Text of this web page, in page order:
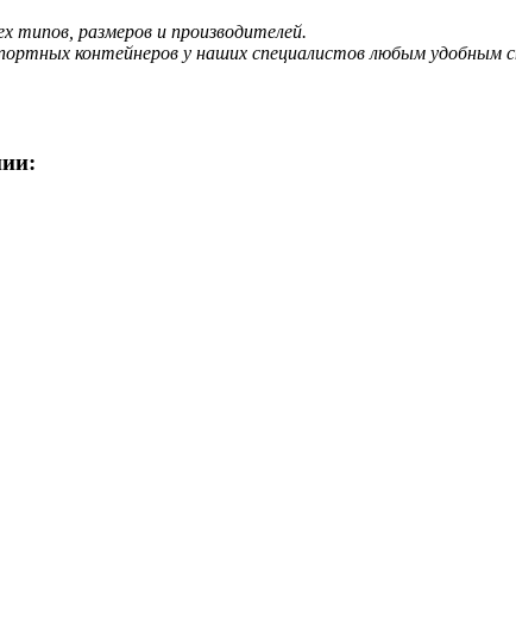
типов, размеров и производителей.
контейнеров у наших специалистов любым удобным